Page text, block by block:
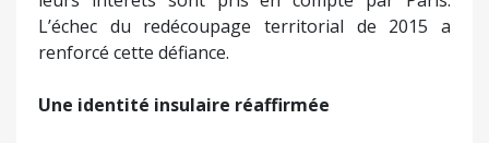
L’échec du redécoupage territorial de 2015 a
renforcé cette défiance.
Une identité insulaire réaffirmée